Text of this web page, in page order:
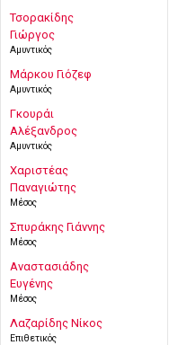
Τσορακίδης
Γιώργος
Αμυντικός
Μάρκου Γιόζεφ
Αμυντικός
Γκουράι
Αλέξανδρος
Αμυντικός
Χαριστέας
Παναγιώτης
Μέσος
Σπυράκης Γιάννης
Μέσος
Αναστασιάδης
Ευγένης
Μέσος
Λαζαρίδης Νίκος
Επιθετικός